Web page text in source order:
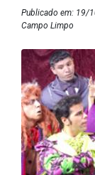
Publicado em: 19/
Campo Limpo